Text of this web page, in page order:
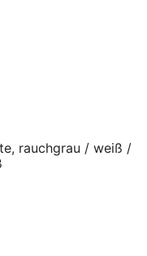
rauchgrau / weiß /